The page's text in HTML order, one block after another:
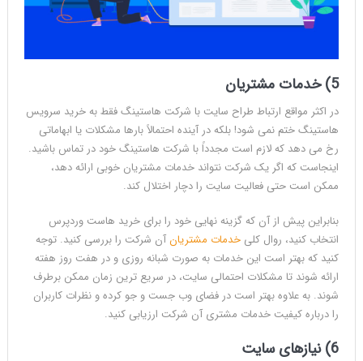
5) خدمات مشتریان
در اکثر مواقع ارتباط طراح سایت با شرکت هاستینگ فقط به خرید سرویس
هاستینگ ختم نمی شود! بلکه در آینده احتمالاً بارها مشکلات یا ابهاماتی
رخ می دهد که لازم است مجدداً با شرکت هاستینگ خود در تماس باشید.
اینجاست که اگر یک شرکت نتواند خدمات مشتریان خوبی ارائه دهد،
ممکن است حتی فعالیت سایت را دچار اختلال کند.
بنابراین پیش از آن که گزینه نهایی خود را برای خرید هاست وردپرس
انتخاب کنید، روال کلی خدمات مشتریانآن شرکت را بررسی کنید. توجه
کنید که بهتر است این خدمات به صورت شبانه روزی و در هفت روز هفته
ارائه شوند تا مشکلات احتمالی سایت، در سریع ترین زمان ممکن برطرف
شوند. به علاوه بهتر است در فضای وب جست و جو کرده و نظرات کاربران
را درباره کیفیت خدمات مشتری آن شرکت ارزیابی کنید.
6) نیازهای سایت